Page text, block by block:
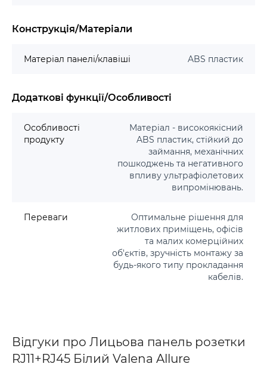
Конструкція/Матеріали
Матеріал панелі/клавіші ABS пластик
Додаткові функції/Особливості
Особливості
продукту
Матеріал - високоякісний
ABS пластик, стійкий до
займання, механічних
пошкоджень та негативного
впливу ультрафіолетових
випромінювань.
Переваги
Оптимальне рішення для
житлових приміщень, офісів
та малих комерційних
об'єктів, зручність монтажу за
будь-якого типу прокладання
кабелів.
Відгуки про Лицьова панель розетки
RJ11+RJ45 Білий Valena Allure